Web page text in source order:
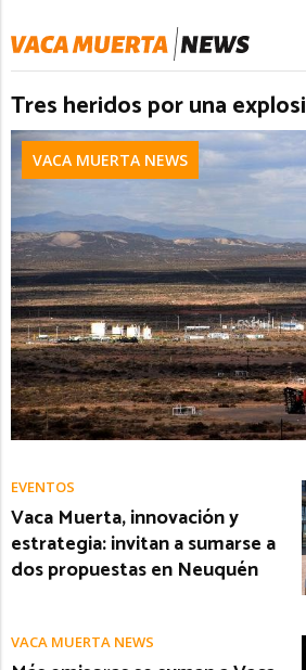
Tres heridos por una
VACA MUERTA NEWS
EVENTOS
Vaca Muerta, innovación y
estrategia: invitan a sumarse a
dos propuestas en Neuquén
VACA MUERTA NEWS